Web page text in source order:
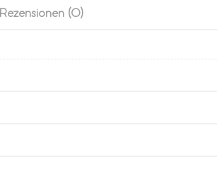
Rezensionen (0)